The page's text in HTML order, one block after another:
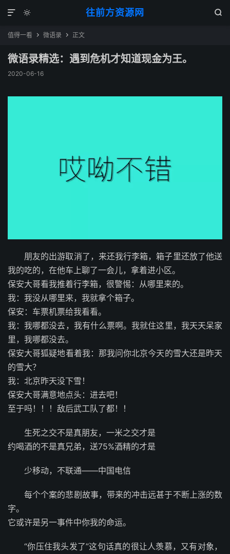
往前方资源网
 

值得一看  微语录  正文
微语录精选：遇到危机才知道现金为王。
2020-06-16
朋友的出游取消了，来还我行李箱，箱子里还放了他送
我的吃的，在他车上聊了一会儿，拿着进小区。
保安大哥看我推着行李箱，很警惕：从哪里来的。
我：我没从哪里来，我就拿个箱子。
保安：车票机票给我看看。
我：我哪都没去，我有什么票啊。我就住这里，我天天呆家
里，我哪都没去。
保安大哥狐疑地看着我：那我问你北京今天的雪大还是昨天
的雪大？
我：北京昨天没下雪！
保安大哥满意地点头：进去吧！
至于吗！！！敌后武工队了都！！
生死之交不是真朋友，一米之交才是
约喝酒的不是真兄弟，送75%酒精的才是
少移动，不联通——中国电信
每个个案的悲剧故事，带来的冲击远甚于不断上涨的数
字。
它或许是另一事件中你我的命运。
“你压住我头发了”这句话真的很让人羡慕，又有对象，